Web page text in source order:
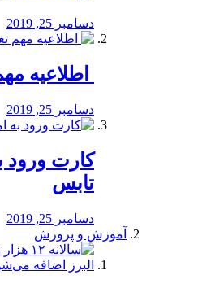
دسامبر 25, 2019
اطلاعیه
دسامبر 25, 2019
کارت ورود
تابس
دسامبر 25, 2019
آموزش و پرورش